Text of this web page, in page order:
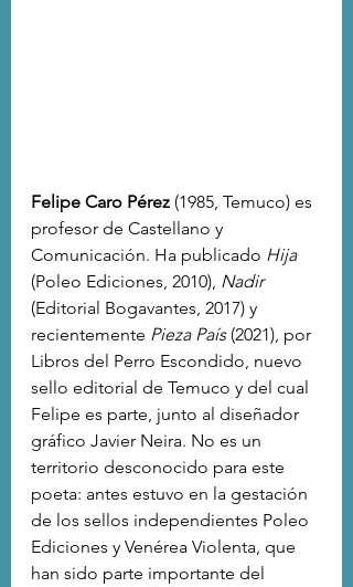
Felipe Caro Pérez (1985, Temuco) es
profesor de Castellano y
Comunicación. Ha publicado Hija
(Poleo Ediciones, 2010), Nadir
(Editorial Bogavantes, 2017) y
recientemente Pieza País (2021), por
Libros del Perro Escondido, nuevo
sello editorial de Temuco y del cual
Felipe es parte, junto al diseñador
gráfico Javier Neira. No es un
territorio desconocido para este
poeta: antes estuvo en la gestación
de los sellos independientes Poleo
Ediciones y Venérea Violenta, que
han sido parte importante del